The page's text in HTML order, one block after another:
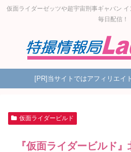
仮面ライダーゼッツや超宇宙刑事ギャバン
毎日配信！
[PR]当サイトではアフィリエイ
仮面ライダービルド
『仮面ライダービルド